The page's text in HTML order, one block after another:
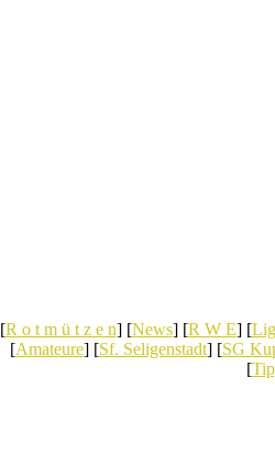
[R o t m ü t z e n] [News] [R W E] [
[Amateure] [Sf. Seligenstadt] [SG
[